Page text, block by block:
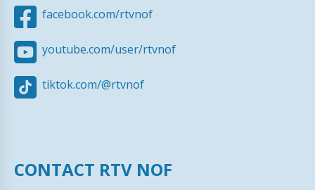
facebook.com/rtvnof
youtube.com/user/rtvnof
tiktok.com/@rtvnof
CONTACT RTV NOF